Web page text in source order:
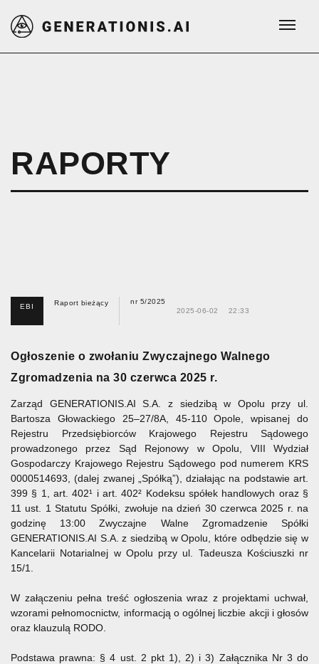
RAPORTY
EBI Raport bieżący
nr 5/2025
2025-06-02
22:33
Ogłoszenie o zwołaniu Zwyczajnego Walnego
Zgromadzenia na 30 czerwca 2025 r.
Zarząd GENERATIONIS.AI S.A. z siedzibą w Opolu przy ul.
Bartosza Głowackiego 25–27/8A, 45-110 Opole, wpisanej do
Rejestru Przedsiębiorców Krajowego Rejestru Sądowego
prowadzonego przez Sąd Rejonowy w Opolu, VIII Wydział
Gospodarczy Krajowego Rejestru Sądowego pod numerem KRS
0000514693, (dalej zwanej „Spółką”), działając na podstawie art.
399 § 1, art. 402¹ i art. 402² Kodeksu spółek handlowych oraz §
11 ust. 1 Statutu Spółki, zwołuje na dzień 30 czerwca 2025 r. na
godzinę 13:00 Zwyczajne Walne Zgromadzenie Spółki
GENERATIONIS.AI S.A. z siedzibą w Opolu, które odbędzie się w
Kancelarii Notarialnej w Opolu przy ul. Tadeusza Kościuszki nr
15/1.
W załączeniu pełna treść ogłoszenia wraz z projektami uchwał,
wzorami pełnomocnictw, informacją o ogólnej liczbie akcji i głosów
oraz klauzulą RODO.
Podstawa prawna: § 4 ust. 2 pkt 1), 2) i 3) Załącznika Nr 3 do